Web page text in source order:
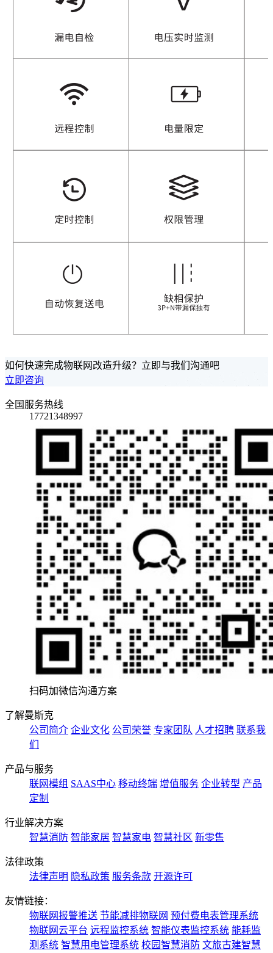
如何快速完成物联网改造升级？立即与我们沟通吧
立即咨询
全国服务热线
17721348997
扫码加微信沟通方案
了解曼斯克
公司简介 企业文化 公司荣誉 专家团队 人才招聘 联系我
们
产品与服务
联网模组 SAAS中心 移动终端 增值服务 企业转型 产品
定制
行业解决方案
智慧消防 智能家居 智慧家电 智慧社区 新零售
法律政策
法律声明 隐私政策 服务条款 开源许可
友情链接：
物联网报警推送 节能减排物联网 预付费电表管理系统
物联网云平台 远程监控系统 智能仪表监控系统 能耗监
测系统 智慧用电管理系统 校园智慧消防 文旅古建智慧